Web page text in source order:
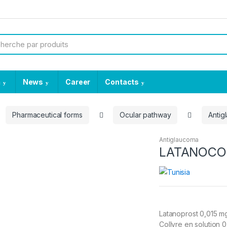
News Career Contacts
Pharmaceutical forms Ocular pathway
Antiglaucoma
Latanoprost 0,015
Collyre en solution